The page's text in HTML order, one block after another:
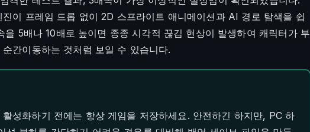
이 프레임 드롭 없이 2D 스프라이트 애니메이션과 AI 경로 탐색을 쉽
을 5배나 10배로 높이면 종종 시각적 끊김 현상이 발생하여 캐릭터가 부
간이동하는 것처럼 보일 수 있습니다.
성화하기 전에는 항상 게임을 저장하세요. 안전하긴 하지만, PC 하